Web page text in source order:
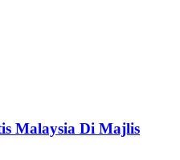
Malaysia Di Majlis